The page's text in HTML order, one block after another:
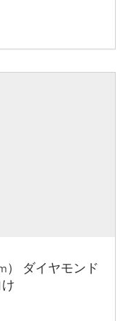
） ダイヤモンド